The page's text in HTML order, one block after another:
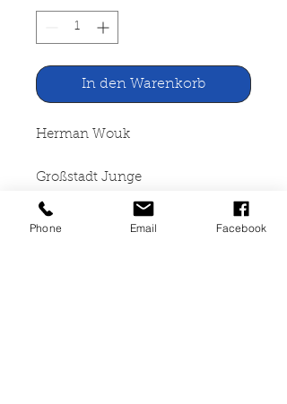
In den Warenkorb
Herman Wouk
Großstadt Junge
Wolfgang Krüger Verlag GmbH,
Phone Email Facebook